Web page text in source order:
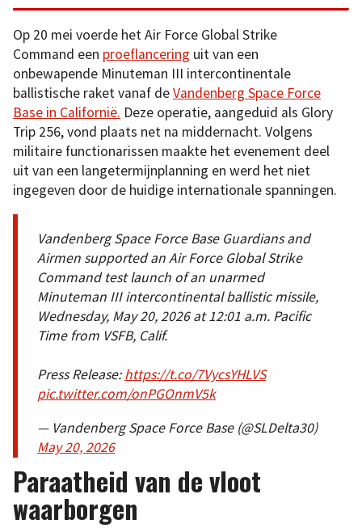
Op 20 mei voerde het Air Force Global Strike
Command een proeflancering uit van een
onbewapende Minuteman III intercontinentale
ballistische raket vanaf deVandenberg Space Force
Base in Californië. Deze operatie, aangeduid als Glory
Trip 256, vond plaats net na middernacht. Volgens
militaire functionarissen maakte het evenement deel
uit van een langetermijnplanning en werd het niet
ingegeven door de huidige internationale spanningen.
Vandenberg Space Force Base Guardians and
Airmen supported an Air Force Global Strike
Command test launch of an unarmed
Minuteman III intercontinental ballistic missile,
Wednesday, May 20, 2026 at 12:01 a.m. Pacific
Time from VSFB, Calif.
Press Release:https://t.co/7VycsYHLVS
pic.twitter.com/onPGOnmV5k
— Vandenberg Space Force Base (@SLDelta30)
May 20, 2026
Paraatheid van de vloot
waarborgen